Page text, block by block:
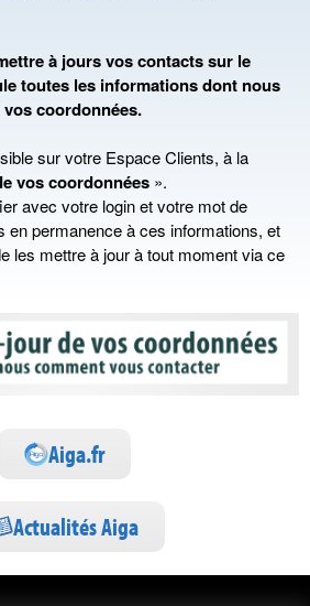
à jours vos contacts sur le
toutes les informations dont nous
coordonnées.
sur votre Espace Clients, à la
vos coordonnées ».
avec votre login et votre mot de
en permanence à ces informations, et
les mettre à jour à tout moment via ce
Aiga.fr
Actualités Aiga